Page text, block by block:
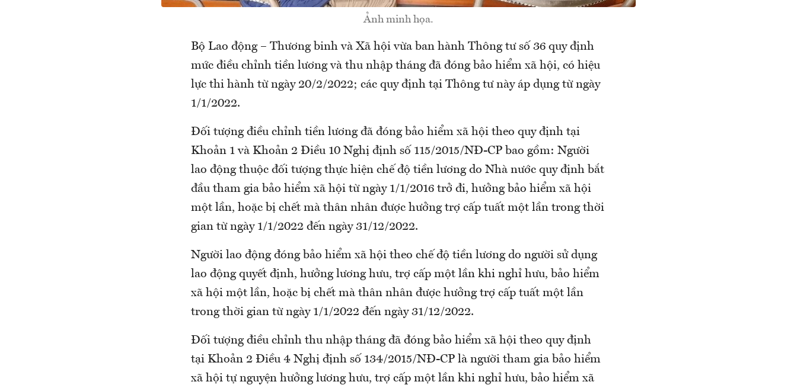
Ảnh minh họa.
Bộ Lao động – Thương binh và Xã hội vừa ban hành Thông tư số 36 quy định
mức điều chỉnh tiền lương và thu nhập tháng đã đóng bảo hiểm xã hội, có hiệu
lực thi hành từ ngày 20/2/2022; các quy định tại Thông tư này áp dụng từ ngày
1/1/2022.
Đối tượng điều chỉnh tiền lương đã đóng bảo hiểm xã hội theo quy định tại
Khoản 1 và Khoản 2 Điều 10 Nghị định số 115/2015/NĐ-CP bao gồm: Người
lao động thuộc đối tượng thực hiện chế độ tiền lương do Nhà nước quy định bắt
đầu tham gia bảo hiểm xã hội từ ngày 1/1/2016 trở đi, hưởng bảo hiểm xã hội
một lần, hoặc bị chết mà thân nhân được hưởng trợ cấp tuất một lần trong thời
gian từ ngày 1/1/2022 đến ngày 31/12/2022.
Người lao động đóng bảo hiểm xã hội theo chế độ tiền lương do người sử dụng
lao động quyết định, hưởng lương hưu, trợ cấp một lần khi nghỉ hưu, bảo hiểm
xã hội một lần, hoặc bị chết mà thân nhân được hưởng trợ cấp tuất một lần
trong thời gian từ ngày 1/1/2022 đến ngày 31/12/2022.
Đối tượng điều chỉnh thu nhập tháng đã đóng bảo hiểm xã hội theo quy định
tại Khoản 2 Điều 4 Nghị định số 134/2015/NĐ-CP là người tham gia bảo hiểm
xã hội tự nguyện hưởng lương hưu, trợ cấp một lần khi nghỉ hưu, bảo hiểm xã